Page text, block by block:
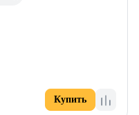
Купить